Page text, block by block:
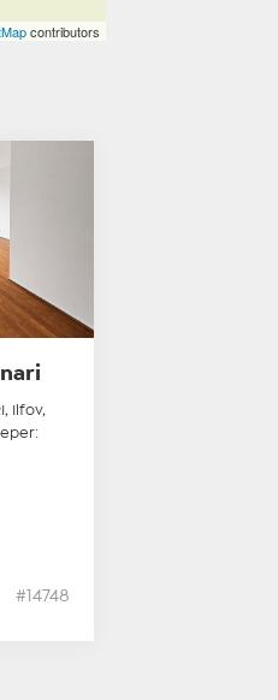
contributors
Ilfov,
#14748